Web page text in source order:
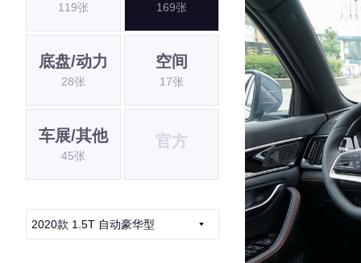
119张 169张
底盘/动力
28张
空间
17张
车展/其他
45张
官方
2020款 1.5T 自动豪华型